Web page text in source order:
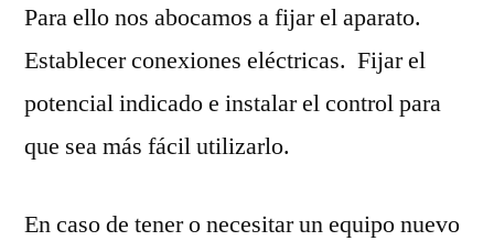
Para ello nos abocamos a fijar el aparato.
Establecer conexiones eléctricas. Fijar el
potencial indicado e instalar el control para
que sea más fácil utilizarlo.
En caso de tener o necesitar un equipo nuevo